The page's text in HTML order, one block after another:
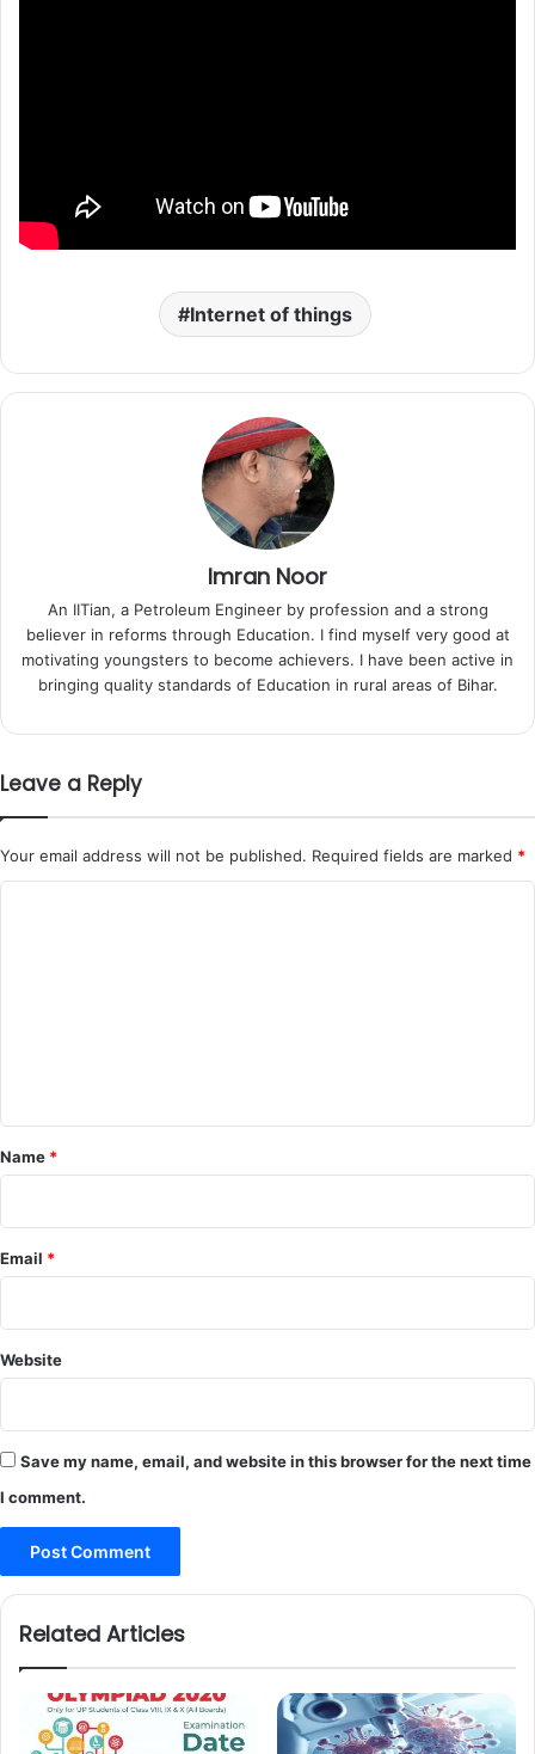
Internet of things
Imran Noor
An IITian, a Petroleum Engineer by profession and a strong
believer in reforms through Education. I find myself very good at
motivating youngsters to become achievers. I have been active in
bringing quality standards of Education in rural areas of Bihar.
Leave a Reply
Your email address will not be published. Required fields are marked *
*
Name *
Email *
Website
Save my name, email, and website in this browser for the next time
I comment.
Related Articles